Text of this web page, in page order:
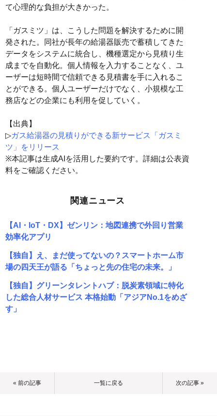
て心理的な負担が大きかった。
「ガスミツ」は、こうした問題を解決するために開
発された。同社が長年の給湯器販売で蓄積してきた
データをシステムに統合し、機種選定から見積り生
成までを自動化。個人情報を入力することなく、ユ
ーザーは短時間で信頼できる見積書を手に入れるこ
とができる。個人ユーザーだけでなく、小規模な工
務店などの企業にも利用を促していく。
【出典】
▷ガス給湯器の見積りができる新サービス「ガスミ
ツ」をリリース
※本記事は生成AIを活用した要約です。詳細は公表資
料をご確認ください。
関連ニュース
【AI・IoT・DX】ゼンリン：地図連携で外回り営業
効率化アプリ
【独自】え、まだ使ってないの？スマートホーム市
場の四天王が語る「ちょっと先の住宅の未来。」
【独自】グリーンタレントハブ：脱炭素領域に特化
した総合人材サービス 本格始動「アジアNo.1をめざ
す」
« 前の記事 一覧に戻る 次の記事 »